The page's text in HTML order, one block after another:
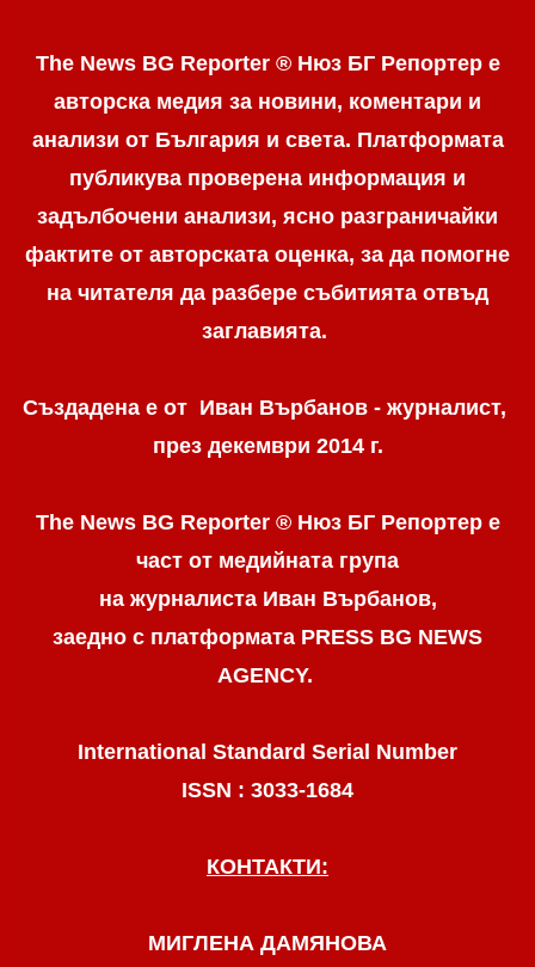
The News BG Reporter ® Нюз БГ Репортер е
авторска медия за новини, коментари и
анализи от България и света. Платформата
публикува проверена информация и
задълбочени анализи, ясно разграничaйки
фактите от авторската оценка, за да помогне
на читателя да разбере събитията отвъд
заглавията.
Създадена е от Иван Върбанов - журналист,
през декември 2014 г.
The News BG Reporter ® Нюз БГ Репортере
част от медийната група
на журналиста Иван Върбанов,
заедно с платформата PRESS BG NEWS
AGENCY.
International Standard Serial Number
ISSN : 3033-1684
КОНТАКТИ:
МИГЛЕНА ДАМЯНОВА